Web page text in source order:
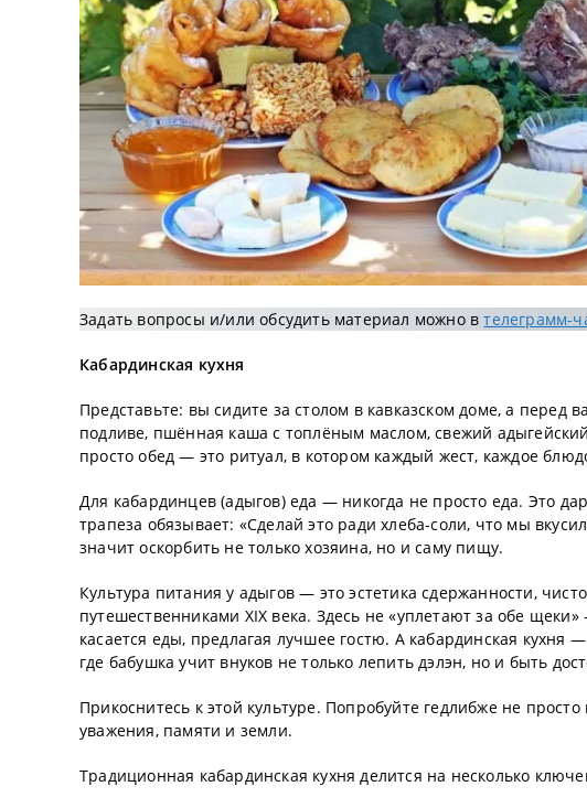
Задать вопросы и/или обсудить материал можно втелеграмм-
Кабардинская кухня
Представьте: вы сидите за столом в кавказском доме, а
подливе, пшённая каша с топлёным маслом, свежий
просто обед — это ритуал, в котором каждый жест, каждое
Для кабардинцев (адыгов) еда — никогда не просто еда. Это
трапеза обязывает: «Сделай это ради хлеба-соли, что мы
значит оскорбить не только хозяина, но и саму пищу.
Культура питания у адыгов — это эстетика сдержанности,
путешественниками XIX века. Здесь не «уплетают за обе
касается еды, предлагая лучшее гостю. А кабардинская кухня
где бабушка учит внуков не только лепить дэлэн, но и быть
Прикоснитесь к этой культуре. Попробуйте гедлибже не
уважения, памяти и земли.
Традиционная кабардинская кухня делится на несколько